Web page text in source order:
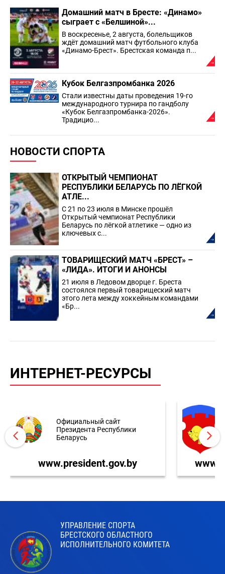
Домашний матч в Бресте: «Динамо»
сыграет с «Белшиной»...
В воскресенье, 2 августа, болельщиков
ждёт домашний матч футбольного клуба
«Динамо-Брест». Брестская команда п...
Кубок Белгазпромбанка 2026
Стали известны даты проведения 19-го
международного турнира по гандболу
«Кубок Белгазпромбанка-2026».
Традицио...
НОВОСТИ СПОРТА
ОТКРЫТЫЙ ЧЕМПИОНАТ
РЕСПУБЛИКИ БЕЛАРУСЬ ПО ЛЁГКОЙ
АТЛЕ...
С 21 по 23 июля в Минске прошёл
Открытый чемпионат Республики
Беларусь по лёгкой атлетике — одно из
ключевых с...
ТОВАРИЩЕСКИЙ МАТЧ «БРЕСТ» –
«ЛИДА». ИТОГИ И АНОНСЫ
21 июля в Ледовом дворце г. Бреста
состоялся первый товарищеский матч
этого лета между хоккейным командами
«Бр...
ИНТЕРНЕТ-РЕСУРСЫ
Официальный сайт
Президента Республики
Беларусь
www.president.gov.by
УПРАВЛЕНИЕ СПОРТА
БРЕСТСКОГО ОБЛАСТНОГО
ИСПОЛНИТЕЛЬНОГО КОМИТЕТА